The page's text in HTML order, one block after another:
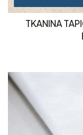
TKANINA